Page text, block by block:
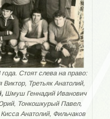
Стоят слева на право:
Третьяк Анатолий,
Шмуш Геннадий Иванович
Тонкошкурый Павел,
Анатолий, Фильчаков